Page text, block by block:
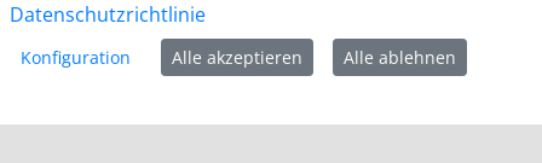
Ein Besuch des Bürgerbüros ist generell nur mit
Terminvereinbarung möglich. Termine können unter
termine.grevenbroich.degebucht werden. Für
Datenschutzrichtlinie
Konfiguration Alle akzeptieren Alle ablehnen